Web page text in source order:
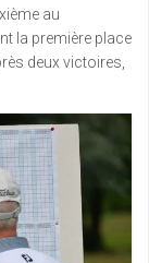
au
la première place
deux victoires,